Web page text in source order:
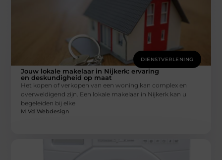
DIENSTVERLENING
Jouw lokale makelaar in Nijkerk: ervaring
en deskundigheid op maat
Het kopen of verkopen van een woning kan complex en
overweldigend zijn. Een lokale makelaar in Nijkerk kan u
begeleiden bij elke
M Vd Webdesign